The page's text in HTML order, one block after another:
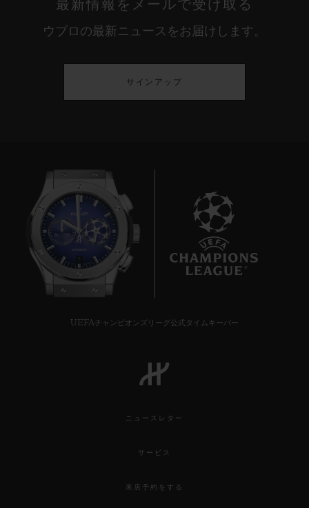
最新情報をメールで受け取る
ウブロの最新ニュースをお届けします。
サインアップ
UEFAチャンピオンズリーグ公式タイムキーパー
ニュースレター
サービス
来店予約をする